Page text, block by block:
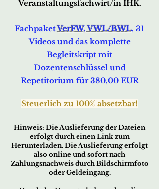
Veranstaltungsfachwirt/in IHK.
FachpaketVerFW, VWL/BWL, 31
Videos und das komplette
Begleitskript mit
Dozentenschlüssel und
Repetitorium für 380,00 EUR
Steuerlich zu 100% absetzbar!
Hinweis: Die Auslieferung der Dateien
erfolgt durch einen Link zum
Herunterladen. Die Auslieferung erfolgt
also online und sofort nach
Zahlungsnachweis durch Bildschirmfoto
oder Geldeingang.